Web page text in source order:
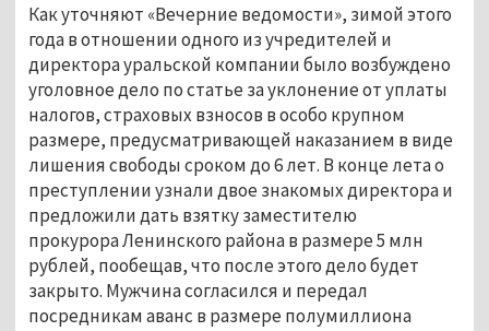
Как уточняют «Вечерние ведомости», зимой этого
года в отношении одного из учредителей и
директора уральской компании было возбуждено
уголовное дело по статье за уклонение от уплаты
налогов, страховых взносов в особо крупном
размере, предусматривающей наказанием в виде
лишения свободы сроком до 6 лет. В конце лета о
преступлении узнали двое знакомых директора и
предложили дать взятку заместителю
прокурора Ленинского района в размере 5 млн
рублей, пообещав, что после этого дело будет
закрыто. Мужчина согласился и передал
посредникам аванс в размере полумиллиона